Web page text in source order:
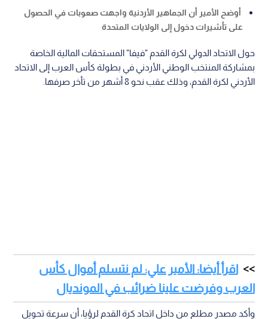
أوضح الأمير أن الجماهير الأردنية واجهت صعوبات في الحصول
على تأشيرات دخول إلى الولايات المتحدة
حول الاتحاد الدولي لكرة القدم "فيفا" المستحقات المالية الخاصة
بمشاركة المنتخب الوطني الأردني في بطولة كأس العرب إلى الاتحاد
الأردني لكرة القدم، وذلك عقب نحو 8 أشهر من تأخر صرفها.
اقرأ أيضا: الأمير علي: لم نتسلم أموال كأس
العرب وفرضت علينا ضرائب في المونديال
وأكد مصدر مطلع من داخل اتحاد كرة القدم لرؤيا، أن سرعة تحويل